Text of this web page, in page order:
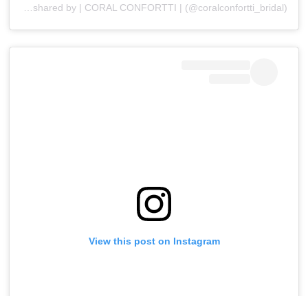
A post shared by | CORAL CONFORTTI | (@coralconfortti_bridal)
View this post on Instagram